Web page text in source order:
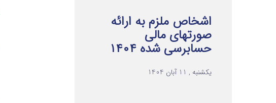
اشخاص ملزم به ارائه
صورتهای مالی
حسابرسی شده ۱۴۰۴
یکشنبه , 11 آبان 1404